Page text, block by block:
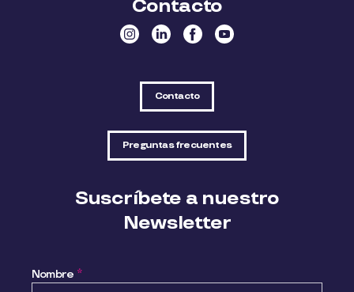
Contacto
Contacto
Preguntas frecuentes
Suscríbete a nuestro
Newsletter
Nombre *